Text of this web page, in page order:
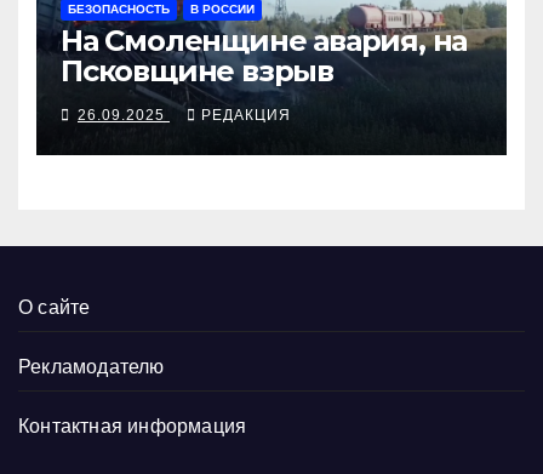
БЕЗОПАСНОСТЬ В РОССИИ
На Смоленщине авария, на
Псковщине взрыв
26.09.2025 РЕДАКЦИЯ
О сайте
Рекламодателю
Контактная информация